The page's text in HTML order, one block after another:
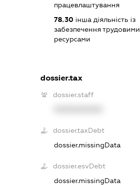
працевлаштування
78.30 інша діяльність із
забезпечення трудовими
ресурсами
dossier.tax
dossier.staff
dossier.taxDebt
dossier.missingData
dossier.esvDebt
dossier.missingData